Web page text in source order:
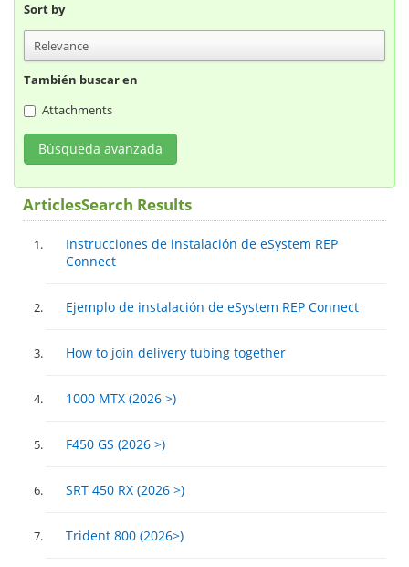
Sort by
También buscar en
Attachments
Búsqueda avanzada
ArticlesSearch Results
Instrucciones de instalación de eSystem REP
Connect
Ejemplo de instalación de eSystem REP Connect
How to join delivery tubing together
1000 MTX (2026 >)
F450 GS (2026 >)
SRT 450 RX (2026 >)
Trident 800 (2026>)